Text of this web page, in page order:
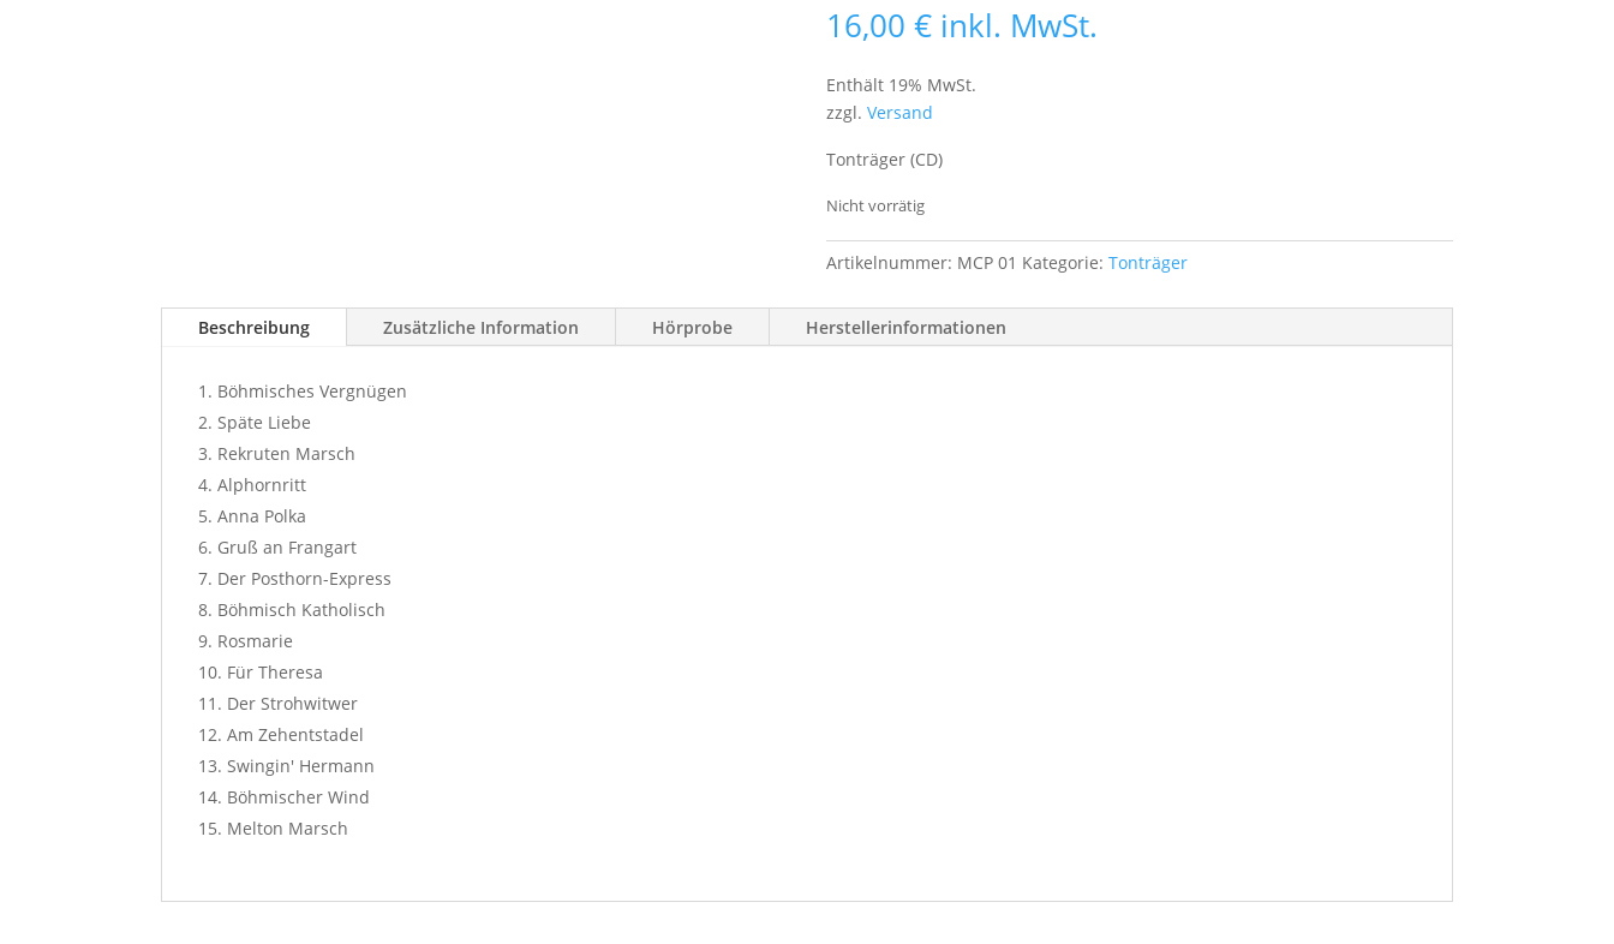
16,00€ inkl. MwSt.
Enthält 19% MwSt.
zzgl.Versand
Tonträger (CD)
Nicht vorrätig
Artikelnummer: MCP 01 Kategorie:Tonträger
Beschreibung Zusätzliche Information Hörprobe Herstellerinformationen
Böhmisches Vergnügen
Späte Liebe
Rekruten Marsch
Alphornritt
Anna Polka
Gruß an Frangart
Der Posthorn-Express
Böhmisch Katholisch
Rosmarie
Für Theresa
Der Strohwitwer
Am Zehentstadel
Swingin' Hermann
Böhmischer Wind
Melton Marsch